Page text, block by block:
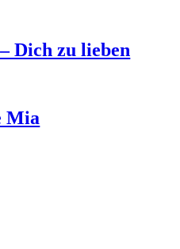
Dich zu lieben
Mia